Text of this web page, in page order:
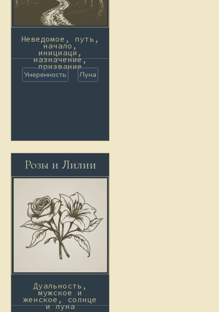
Неведомое, путь,
начало,
инициаци,
назначение,
призвание
Умеренность
Луна
Розы и Лилии
Дуальность,
мужское и
женское, солнце
и луна